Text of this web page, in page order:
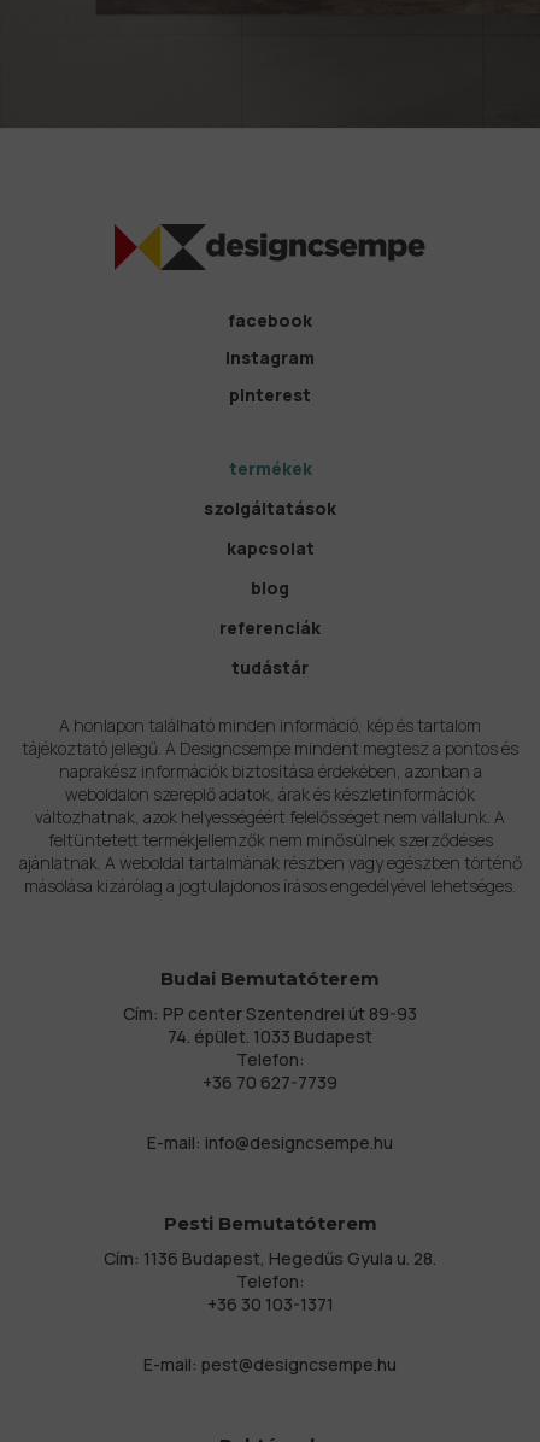
facebook
instagram
pinterest
termékek
szolgáltatások
kapcsolat
blog
referenciák
tudástár
A honlapon található minden információ, kép és tartalom
tájékoztató jellegű. A Designcsempe mindent megtesz a pontos és
naprakész információk biztosítása érdekében, azonban a
weboldalon szereplő adatok, árak és készletinformációk
változhatnak, azok helyességéért felelősséget nem vállalunk. A
feltüntetett termékjellemzők nem minősülnek szerződéses
ajánlatnak. A weboldal tartalmának részben vagy egészben történő
másolása kizárólag a jogtulajdonos írásos engedélyével lehetséges.
Budai Bemutatóterem
Cím: PP center Szentendrei út 89-93
74. épület. 1033 Budapest
Telefon:
+36 70 627-7739
E-mail: info@designcsempe.hu
Pesti Bemutatóterem
Cím: 1136 Budapest, Hegedűs Gyula u. 28.
Telefon:
+36 30 103-1371
E-mail: pest@designcsempe.hu